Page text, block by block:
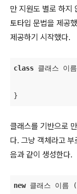
만 지원도 별로 하지
토타입 문법을 제공
제공하기 시작했다.
class 클래스 이름
}
클래스를 기반으로
다. 그냥 객체라고
음과 같이 생성한다.
new 클래스 이름